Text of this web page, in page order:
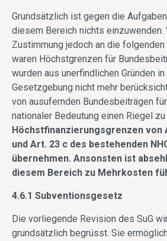
Grundsätzlich ist gegen die
diesem Bereich nichts einzuwenden.
Zustimmung jedoch an die
waren Höchstgrenzen für
wurden aus unerfindlichen Gründen in
Gesetzgebung nicht mehr
von ausufernden Bundesbeiträgen
nationaler Bedeutung einen Riegel
Höchstfinanzierungsgrenzen von
und Art. 23 c des bestehenden
übernehmen. Ansonsten ist
diesem Bereich zu Mehrkosten
4.6.1 Subventionsgesetz
Die vorliegende Revision des SuG
grundsätzlich begrüsst. Sie